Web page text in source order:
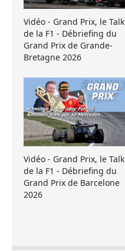
Vidéo - Grand Prix, le Talk
de la F1 - Débriefing du
Grand Prix de Grande-
Bretagne 2026
Vidéo - Grand Prix, le Talk
de la F1 - Débriefing du
Grand Prix de Barcelone
2026